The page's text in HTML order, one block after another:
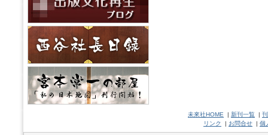
未來社HOME | 新刊一覧 |
リンク
| お問合せ | 個